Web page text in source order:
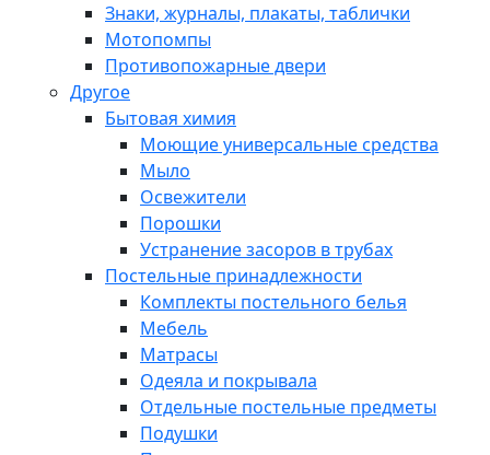
Знаки, журналы, плакаты, таблички
Мотопомпы
Противопожарные двери
Другое
Бытовая химия
Моющие универсальные средства
Мыло
Освежители
Порошки
Устранение засоров в трубах
Постельные принадлежности
Комплекты постельного белья
Мебель
Матрасы
Одеяла и покрывала
Отдельные постельные предметы
Подушки